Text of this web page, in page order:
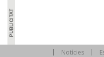
Notícies